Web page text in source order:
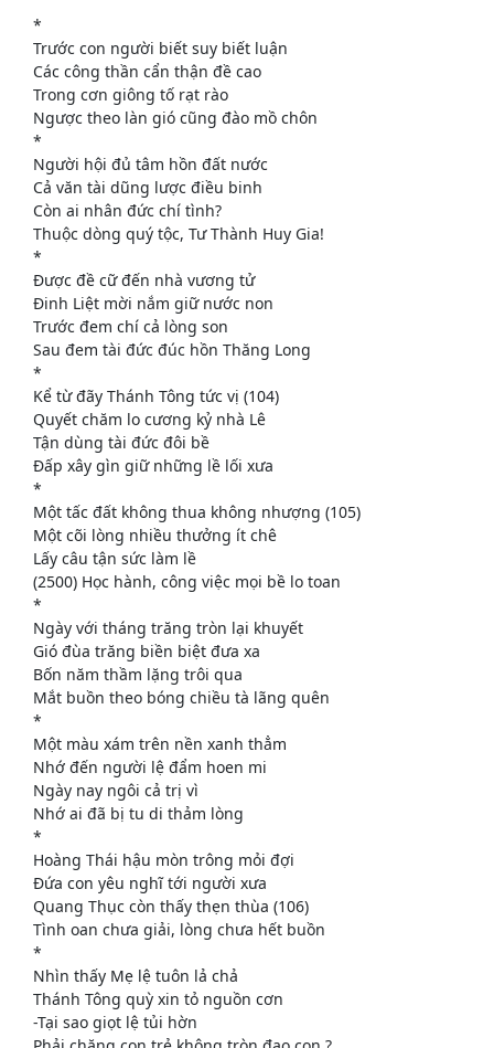
*
Trước con người biết suy biết luận
Các công thần cẩn thận đề cao
Trong cơn giông tố rạt rào
Ngược theo làn gió cũng đào mồ chôn
*
Người hội đủ tâm hồn đất nước
Cả văn tài dũng lược điều binh
Còn ai nhân đức chí tình?
Thuộc dòng quý tộc, Tư Thành Huy Gia!
*
Được đề cữ đến nhà vương tử
Đinh Liệt mời nắm giữ nước non
Trước đem chí cả lòng son
Sau đem tài đức đúc hồn Thăng Long
*
Kể từ đãy Thánh Tông tức vị (104)
Quyết chăm lo cương kỷ nhà Lê
Tận dùng tài đức đôi bề
Đấp xây gìn giữ những lề lối xưa
*
Một tấc đất không thua không nhượng (105)
Một cõi lòng nhiều thưởng ít chê
Lấy câu tận sức làm lề
(2500) Học hành, công việc mọi bề lo toan
*
Ngày với tháng trăng tròn lại khuyết
Gió đùa trăng biền biệt đưa xa
Bốn năm thầm lặng trôi qua
Mắt buồn theo bóng chiều tà lãng quên
*
Một màu xám trên nền xanh thẳm
Nhớ đến người lệ đẩm hoen mi
Ngày nay ngôi cả trị vì
Nhớ ai đã bị tu di thảm lòng
*
Hoàng Thái hậu mòn trông mỏi đợi
Đứa con yêu nghĩ tới người xưa
Quang Thục còn thấy thẹn thùa (106)
Tình oan chưa giải, lòng chưa hết buồn
*
Nhìn thấy Mẹ lệ tuôn lả chả
Thánh Tông quỳ xin tỏ nguồn cơn
-Tại sao giọt lệ tủi hờn